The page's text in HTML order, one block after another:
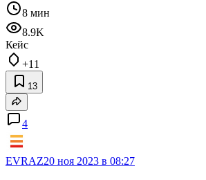
8 мин
8.9K
Кейс
+11
13
4
EVRAZ20 ноя 2023 в 08:27